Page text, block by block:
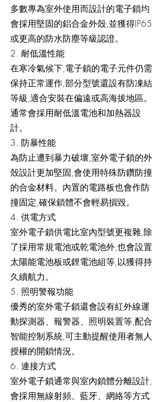
多數專為室外使用而設計的電子鎖均
會採用堅固的鋁合金外殼,並獲得IP65
或更高的防水防塵等級認證。
2. 耐低溫性能
在寒冷氣候下,電子鎖的電子元件仍需
保持正常運作,部分型號還設有防凍結
等級,適合安裝在偏遠或高海拔地區。
通常會採用耐低溫電池和加熱器設
計。
3. 防暴性能
為防止遭到暴力破壞,室外電子鎖的外
殼設計更加堅固,會使用特殊防鑽防撞
的合金材料。內置的電路板也會作防
撞固定,確保鎖體不會輕易損毀。
4. 供電方式
室外電子鎖供電比室內型號更複雜,除
了採用常規電池或乾電池外,也會設置
太陽能電池板或鋰電池組等,以獲得持
久續航力。
5. 照明警報功能
優秀的室外電子鎖還會設有紅外線運
動探測器、報警器、照明裝置等,配合
智能控制系統,可主動提醒使用者無人
授權的開鎖情況。
6. 連接方式
室外電子鎖通常與室內鎖體分離設計,
會採用無線射頻、藍牙、網絡等方式